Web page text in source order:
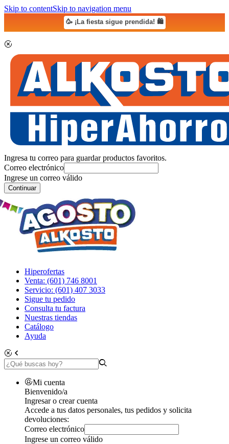
Skip to contentSkip to navigation menu
🥳 ¡La fiesta sigue prendida! 🛍️
Ingresa tu correo para guardar productos favoritos.
Correo electrónico
Ingrese un correo válido
Continuar
Hiperofertas
Venta: (601) 746 8001
Servicio: (601) 407 3033
Sigue tu pedido
Consulta tu factura
Nuestras tiendas
Catálogo
Ayuda
Mi cuenta
Bienvenido/a
Ingresar o crear cuenta
Accede a tus datos personales, tus pedidos y solicita
devoluciones:
Correo electrónico
Ingrese un correo válido